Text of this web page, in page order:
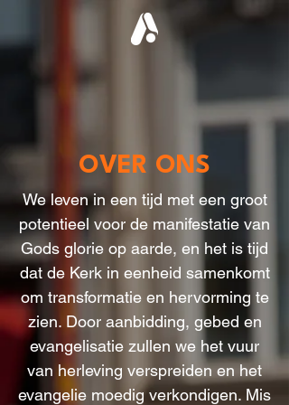
OVER ONS
We leven in een tijd met een groot
potentieel voor de manifestatie van
Gods glorie op aarde, en het is tijd
dat de Kerk in eenheid samenkomt
om transformatie en hervorming te
zien. Door aanbidding, gebed en
evangelisatie zullen we het vuur
van herleving verspreiden en het
evangelie moedig verkondigen. Mis